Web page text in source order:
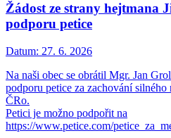
Žádost ze strany hejtmana
podporu petice
Datum: 27. 6. 2026
Na naši obec se obrátil Mgr. Jan
podporu petice za zachování
ČRo.
Petici je možno podpořit na
https://www.petice.com/